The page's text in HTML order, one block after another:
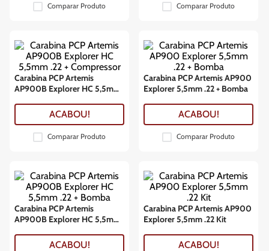
Comparar Produto Comparar Produto
Carabina PCP Artemis
AP900B Explorer HC 5,5mm
ACABOU!
Comparar Produto
Carabina PCP Artemis AP900
Explorer 5,5mm .22 + Bomba
ACABOU!
Comparar Produto
Carabina PCP Artemis
AP900B Explorer HC 5,5mm
ACABOU!
Carabina PCP Artemis AP900
Explorer 5,5mm .22 Kit
ACABOU!